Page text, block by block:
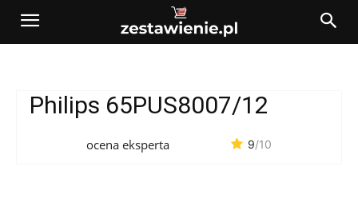
Philips 65PUS8007/12
ocena eksperta 9/10